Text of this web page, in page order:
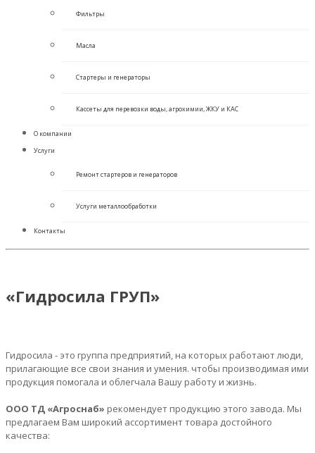
Фильтры
Масла
Стартеры и генераторы
Кассеты для перевозки воды, агрохимии, ЖКУ и КАС
О компании
Услуги
Ремонт стартеров и генераторов
Услуги металлообработки
Контакты
«Гидросила ГРУП»
Гидросила - это группа предприятий, на которых работают люди,
прилагающие все свои знания и умения. чтобы производимая ими
продукция помогала и облегчала Вашу работу и жизнь.
ООО ТД «Агроснаб» рекомендует продукцию этого завода. Мы
предлагаем Вам широкий ассортимент товара достойного
качества: